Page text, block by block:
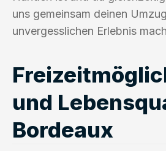
uns gemeinsam deinen
unvergesslichen Erlebnis
und
Bordeaux